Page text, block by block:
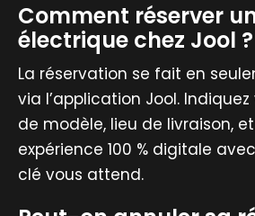
Comment réserver
électrique chez Jool ?
La réservation se fait en
via l’application Jool.
de modèle, lieu de livraison,
expérience 100 % digitale
clé vous attend.